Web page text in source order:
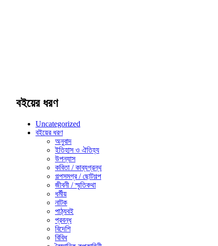
বইয়ের ধরণ
Uncategorized
বইয়ের ধরণ
অনুবাদ
ইতিহাস ও ঐতিহ্য
উপন্যাস
কবিতা / কাব্যগ্রন্থ
গল্পসমগ্র / ছোটগল্প
জীবনী / স্মৃতিকথা
ধর্মীয়
নাটক
পাঠ্যবই
প্রবন্ধ
বিদেশি
বিবিধ